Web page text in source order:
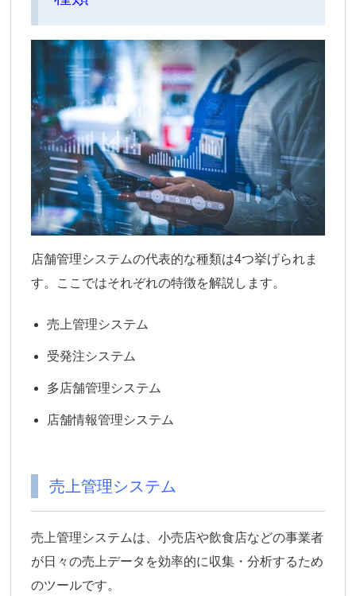
店舗管理システムの代表的な種類は4つ挙げられま
す。ここではそれぞれの特徴を解説します。
売上管理システム
受発注システム
多店舗管理システム
店舗情報管理システム
売上管理システム
売上管理システムは、小売店や飲食店などの事業者
が日々の売上データを効率的に収集・分析するため
のツールです。